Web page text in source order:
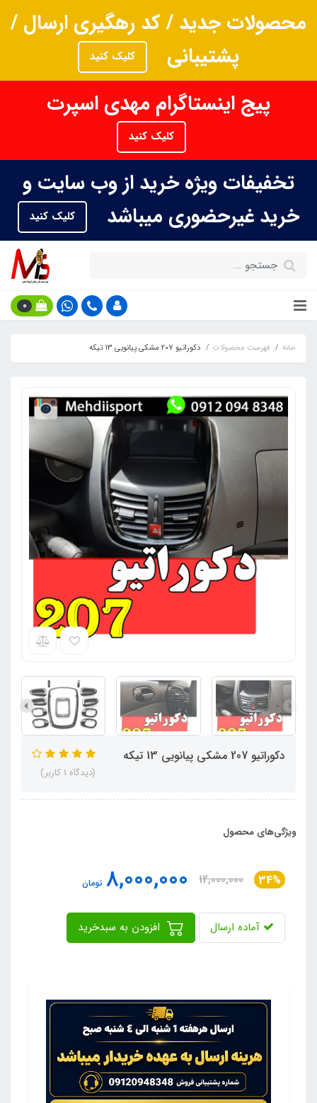
محصولات جدید / کد رهگیری ارسال /
پشتیبانی
کلیک کنید
پیج اینستاگرام مهدی اسپرت
کلیک کنید
تخفیفات ویژه خرید از وب سایت و
خرید غیرحضوری میباشد
کلیک کنید
0
خانه فهرست محصولات دکوراتیو 207 مشکی پیانویی 13 تیکه
دکوراتیو 207 مشکی پیانویی 13 تیکه
(دیدگاه 1 کاربر)
ویژگی‌های محصول
34%
12,000,000
8,000,000 تومان
آماده ارسال